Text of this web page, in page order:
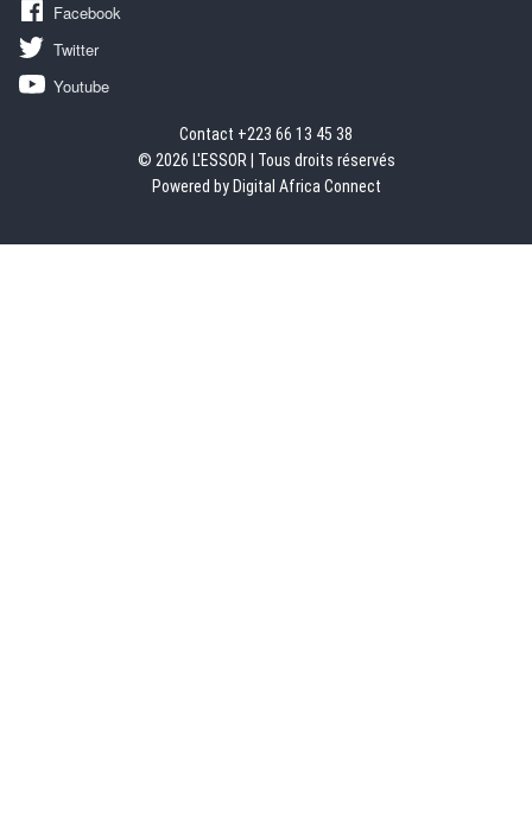
Facebook
Twitter
Youtube
Contact +223 66 13 45 38
© 2026 L'ESSOR | Tous droits réservés
Powered by Digital Africa Connect